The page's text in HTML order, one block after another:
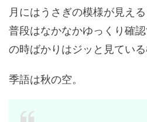
月にはうさぎの模様が見え
普段はなかなかゆっくり確
の時ばかりはジッと見ている
季語は秋の空。